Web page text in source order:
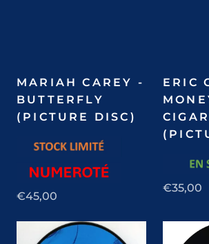
MARIAH CAREY -
BUTTERFLY
(PICTURE DISC)
€45,00
ERIC
€35,00